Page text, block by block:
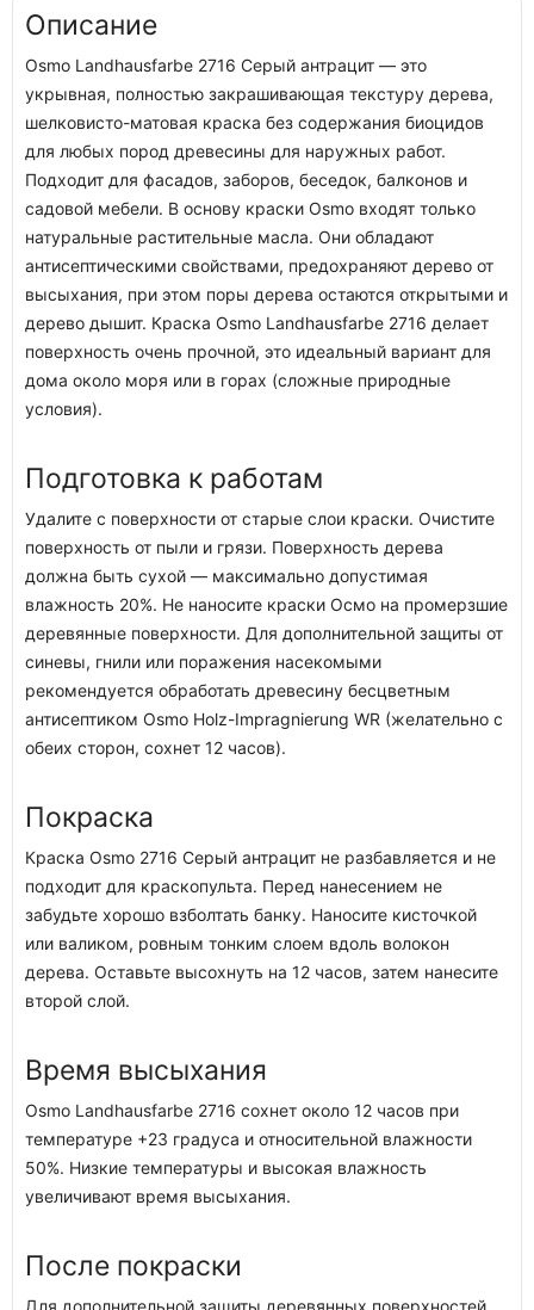
Описание
Osmo Landhausfarbe 2716 Серый антрацит — это
укрывная, полностью закрашивающая текстуру дерева,
шелковисто-матовая краска без содержания биоцидов
для любых пород древесины для наружных работ.
Подходит для фасадов, заборов, беседок, балконов и
садовой мебели. В основу краски Osmo входят только
натуральные растительные масла. Они обладают
антисептическими свойствами, предохраняют дерево от
высыхания, при этом поры дерева остаются открытыми и
дерево дышит. Краска Osmo Landhausfarbe 2716 делает
поверхность очень прочной, это идеальный вариант для
дома около моря или в горах (сложные природные
условия).
Подготовка к работам
Удалите с поверхности от старые слои краски. Очистите
поверхность от пыли и грязи. Поверхность дерева
должна быть сухой — максимально допустимая
влажность 20%. Не наносите краски Осмо на промерзшие
деревянные поверхности. Для дополнительной защиты от
синевы, гнили или поражения насекомыми
рекомендуется обработать древесину бесцветным
антисептиком Osmo Holz-Impragnierung WR (желательно с
обеих сторон, сохнет 12 часов).
Покраска
Краска Osmo 2716 Серый антрацит не разбавляется и не
подходит для краскопульта. Перед нанесением не
забудьте хорошо взболтать банку. Наносите кисточкой
или валиком, ровным тонким слоем вдоль волокон
дерева. Оставьте высохнуть на 12 часов, затем нанесите
второй слой.
Время высыхания
Osmo Landhausfarbe 2716 сохнет около 12 часов при
температуре +23 градуса и относительной влажности
50%. Низкие температуры и высокая влажность
увеличивают время высыхания.
После покраски
Для дополнительной защиты деревянных поверхностей